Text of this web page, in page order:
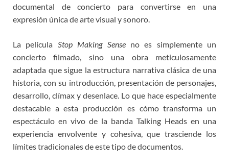
documental de concierto para convertirse en una
expresión única de arte visual y sonoro.
La película Stop Making Senseno es simplemente un
concierto filmado, sino una obra meticulosamente
adaptada que sigue la estructura narrativa clásica de una
historia, con su introducción, presentación de personajes,
desarrollo, clímax y desenlace. Lo que hace especialmente
destacable a esta producción es cómo transforma un
espectáculo en vivo de la banda Talking Heads en una
experiencia envolvente y cohesiva, que trasciende los
límites tradicionales de este tipo de documentos.